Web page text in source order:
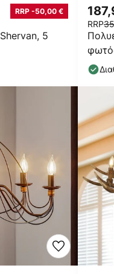
5
RRP -50,00 €
RRP